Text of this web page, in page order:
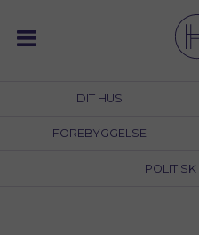
content
DIT HUS
FOREBYGGELSE